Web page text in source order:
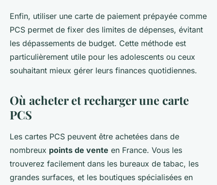
Enfin, utiliser une carte de paiement prépayée comme
PCS permet de fixer des limites de dépenses, évitant
les dépassements de budget. Cette méthode est
particulièrement utile pour les adolescents ou ceux
souhaitant mieux gérer leurs finances quotidiennes.
Où acheter et recharger une carte
PCS
Les cartes PCS peuvent être achetées dans de
nombreux points de vente en France. Vous les
trouverez facilement dans les bureaux de tabac, les
grandes surfaces, et les boutiques spécialisées en